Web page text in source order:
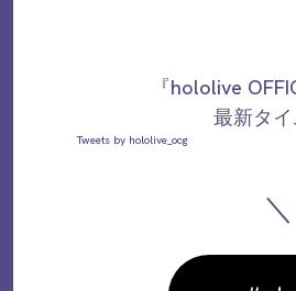
『hololive
最新タ
Tweets by hololive_ocg